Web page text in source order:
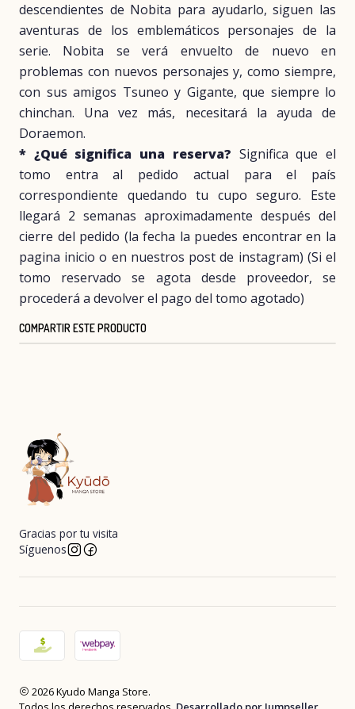
descendientes de Nobita para ayudarlo, siguen las
aventuras de los emblemáticos personajes de la
serie. Nobita se verá envuelto de nuevo en
problemas con nuevos personajes y, como siempre,
con sus amigos Tsuneo y Gigante, que siempre lo
chinchan. Una vez más, necesitará la ayuda de
Doraemon.
* ¿Qué significa una reserva? Significa que el
tomo entra al pedido actual para el país
correspondiente quedando tu cupo seguro. Este
llegará 2 semanas aproximadamente después del
cierre del pedido (la fecha la puedes encontrar en la
pagina inicio o en nuestros post de instagram) (Si el
tomo reservado se agota desde proveedor, se
procederá a devolver el pago del tomo agotado)
COMPARTIR ESTE PRODUCTO
Gracias por tu visita
Síguenos
2026 Kyudo Manga Store.